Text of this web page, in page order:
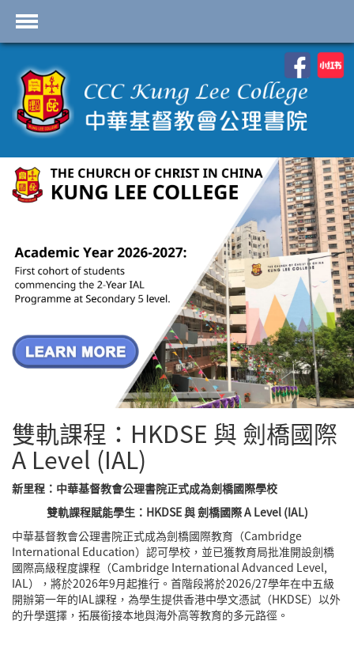
首頁
學校資料
課程概覽
學生園地
入學申請
Highlights
聯絡我們
Level
雙軌課程：HKDSE 與 劍橋國際
A Level (IAL)
新里程：中華基督教會公理書院正式成為劍橋國際學校
雙軌課程賦能學生： HKDSE與劍橋國際A Level (IAL)
中華基督教會公理書院正式成為劍橋國際教育（Cambridge
International Education）認可學校，並已獲教育局批准開設劍橋
國際高級程度課程（Cambridge International Advanced Level,
IAL），將於2026年9月起推行。首階段將於2026/27學年在中五級
開辦第一年的IAL課程，為學生提供香港中學文憑試（HKDSE）以外
的升學選擇，拓展銜接本地與海外高等教育的多元路徑。